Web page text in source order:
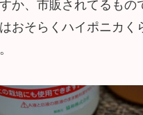
か、市販されてるもの
おそらくハイポニカく